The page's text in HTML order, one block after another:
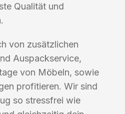
Qualität und
von zusätzlichen
Auspackservice,
von Möbeln, sowie
profitieren. Wir sind
so stressfrei wie